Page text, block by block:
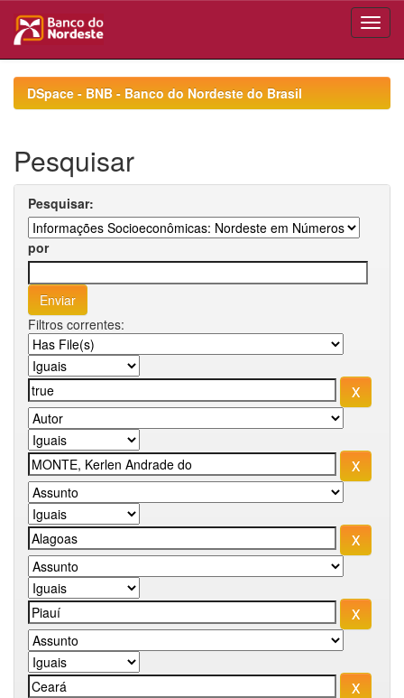
navigationDSpace - BNB - Banco do Nordeste do Brasil
Pesquisar
Pesquisar:
por
Filtros correntes: